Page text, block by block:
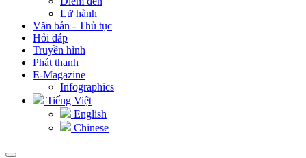
Lữ hành
Văn bản - Thủ tục
Hỏi đáp
Truyền hình
Phát thanh
E-Magazine
Infographics
Tiếng Việt
English
Chinese